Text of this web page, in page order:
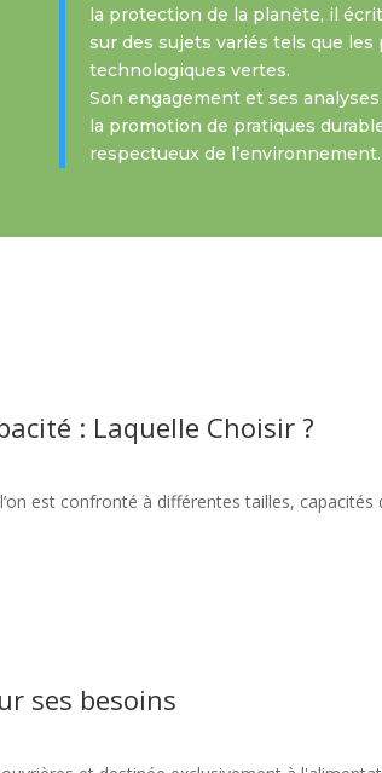
la protection de la planète, il
sur des sujets variés tels que
technologiques vertes.
Son engagement et ses
la promotion de pratiques
respectueux de l’environnement.
: Laquelle Choisir ?
est confronté à différentes tailles,
ses besoins